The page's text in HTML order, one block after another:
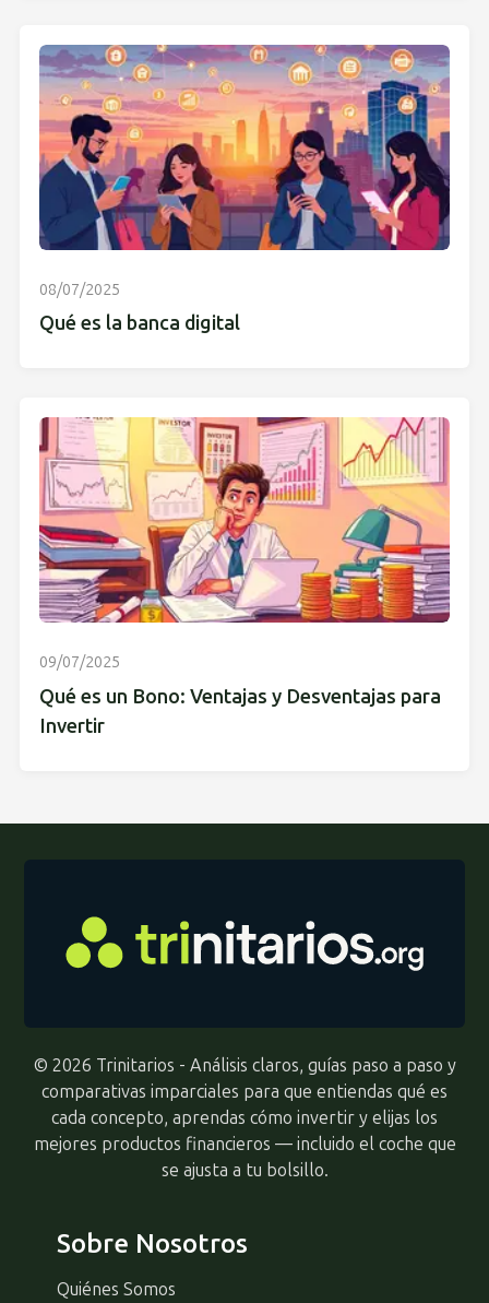
08/07/2025
Qué es la banca digital
09/07/2025
Qué es un Bono: Ventajas y Desventajas para
Invertir
© 2026 Trinitarios - Análisis claros, guías paso a paso y
comparativas imparciales para que entiendas qué es
cada concepto, aprendas cómo invertir y elijas los
mejores productos financieros — incluido el coche que
se ajusta a tu bolsillo.
Sobre Nosotros
Quiénes Somos